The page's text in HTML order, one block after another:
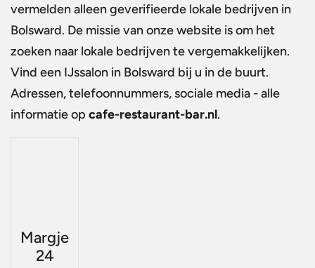
vermelden alleen geverifieerde lokale bedrijven in
Bolsward. De missie van onze website is om het
zoeken naar lokale bedrijven te vergemakkelijken.
Vind een IJssalon in Bolsward bij u in de buurt.
Adressen, telefoonnummers, sociale media - alle
informatie op cafe-restaurant-bar.nl.
Margje
24